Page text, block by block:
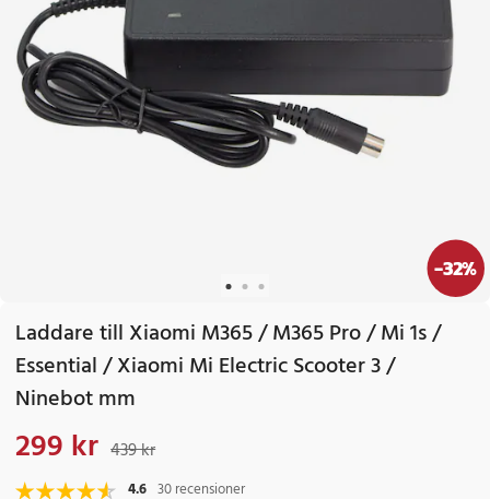
-32%
Laddare till Xiaomi M365 / M365 Pro / Mi 1s /
Essential / Xiaomi Mi Electric Scooter 3 /
Ninebot mm
Nuvarande pris
299 kr 439 kr
4.6 30 recensioner